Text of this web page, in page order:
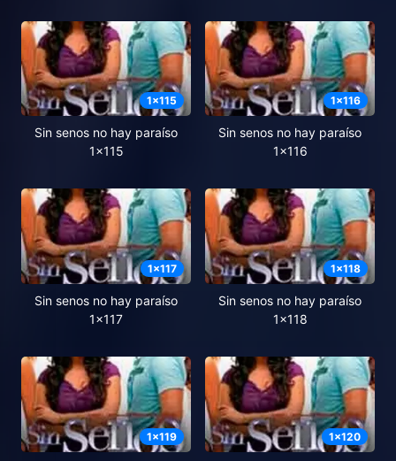
1x115
Sin senos no hay paraíso
1x115
1x116
Sin senos no hay paraíso
1x116
1x117
Sin senos no hay paraíso
1x117
1x118
Sin senos no hay paraíso
1x118
1x119 1x120